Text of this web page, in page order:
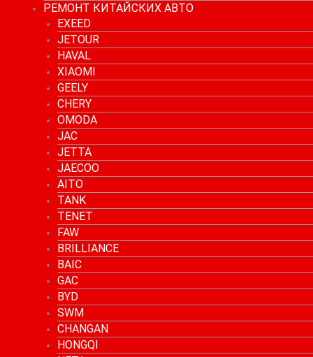
РЕМОНТ КИТАЙСКИХ АВТО
EXEED
JETOUR
HAVAL
XIAOMI
GEELY
CHERY
OMODA
JAC
JETTA
JAECOO
AITO
TANK
TENET
FAW
BRILLIANCE
BAIC
GAC
BYD
SWM
CHANGAN
HONGQI